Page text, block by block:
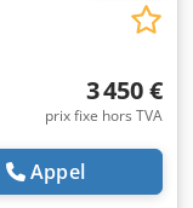
3 450 €
prix fixe hors TVA
Appel